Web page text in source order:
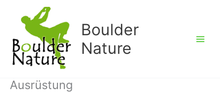
springen
Boulder
Nature
Ausrüstung